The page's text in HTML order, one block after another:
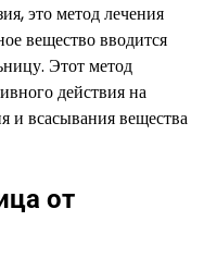
это метод лечения
вещество вводится
Этот метод
действия на
и всасывания вещества
от